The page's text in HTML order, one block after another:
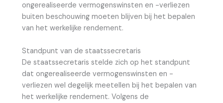
ongerealiseerde vermogenswinsten en -verliezen
buiten beschouwing moeten blijven bij het bepalen
van het werkelijke rendement.
Standpunt van de staatssecretaris
De staatssecretaris stelde zich op het standpunt
dat ongerealiseerde vermogenswinsten en -
verliezen wel degelijk meetellen bij het bepalen van
het werkelijke rendement. Volgens de